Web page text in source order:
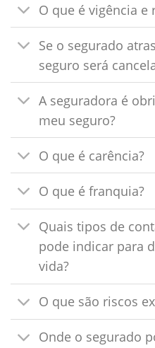
O que é vigência e
Se o segurado
seguro será
A seguradora é
meu seguro?
O que é carência?
O que é franquia?
Quais tipos de
pode indicar para
vida?
O que são riscos
Onde o segurado